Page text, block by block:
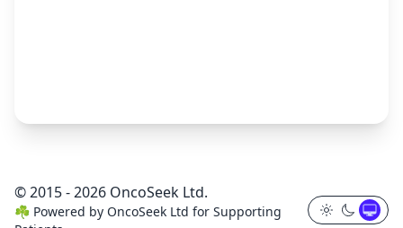
© 2015 - 2026 OncoSeek Ltd.
☘️ Powered by OncoSeek Ltd for Supporting